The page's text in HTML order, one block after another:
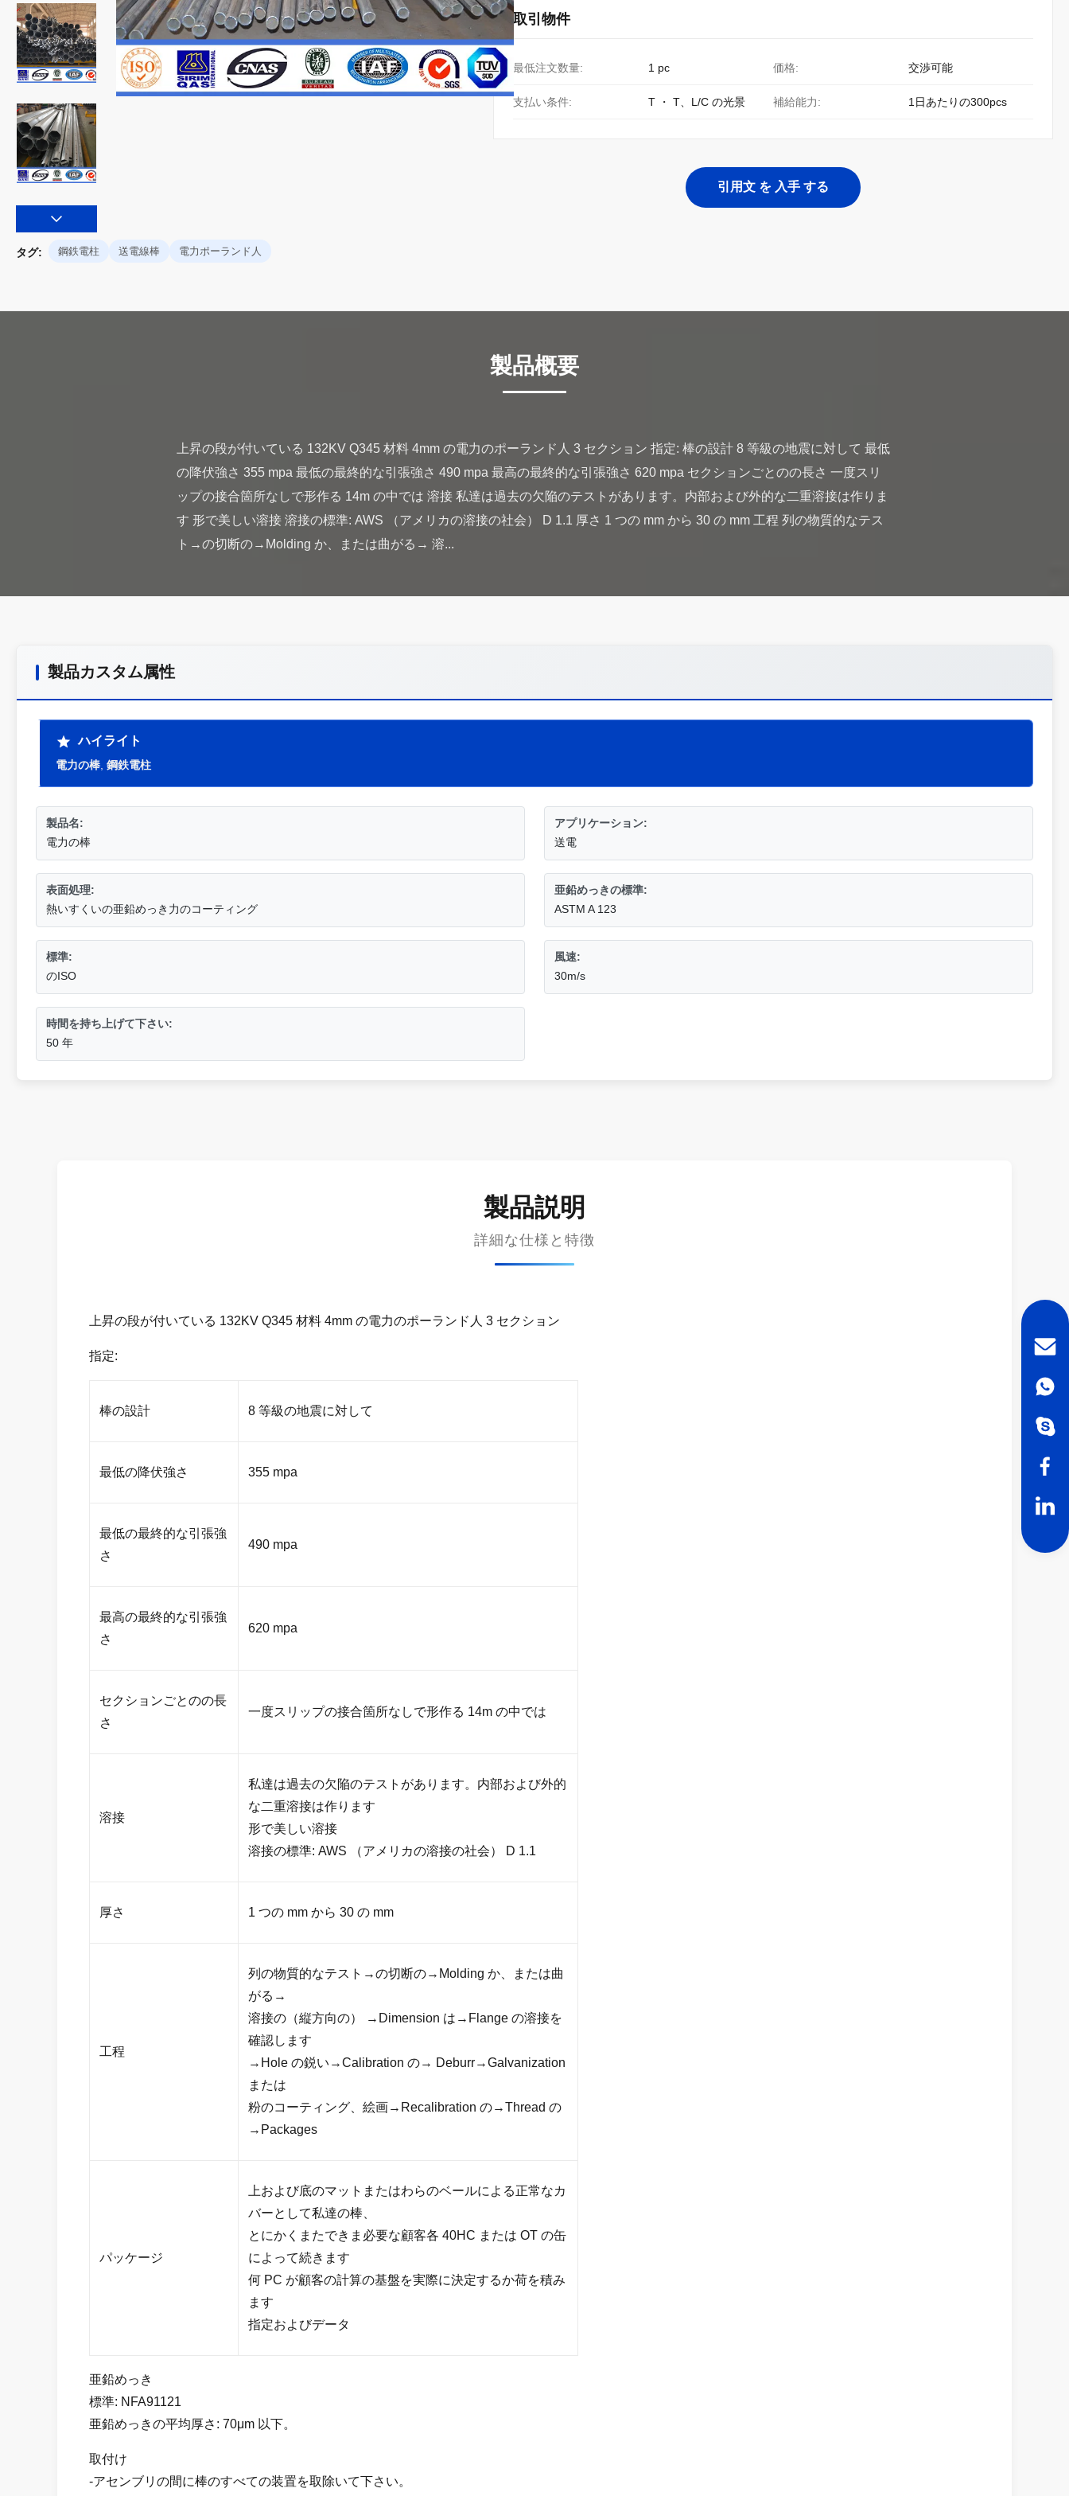
取引物件
最低注文数量: 1 pc 価格: 交渉可能
支払い条件: T ・ T、L/C の光景 補給能力: 1日あたりの300pcs
引用文 を 入手 する
タグ: 鋼鉄電柱 送電線棒 電力ポーランド人
製品概要
上昇の段が付いている 132KV Q345 材料 4mm の電力のポーランド人 3 セクション 指定: 棒の設計 8 等級の地震に対して 最低
の降伏強さ 355 mpa 最低の最終的な引張強さ 490 mpa 最高の最終的な引張強さ 620 mpa セクションごとのの長さ 一度スリ
ップの接合箇所なしで形作る 14m の中では 溶接 私達は過去の欠陥のテストがあります。内部および外的な二重溶接は作りま
す 形で美しい溶接 溶接の標準: AWS （アメリカの溶接の社会） D 1.1 厚さ 1 つの mm から 30 の mm 工程 列の物質的なテス
製品カスタム属性
ハイライト
電力の棒 鋼鉄電柱
製品名:
電力の棒
アプリケーション:
送電
表面処理:
熱いすくいの亜鉛めっき力のコーティング
亜鉛めっきの標準:
ASTM A 123
標準:
のISO
風速:
30m/s
時間を持ち上げて下さい:
50 年
製品説明
詳細な仕様と特徴
上昇の段が付いている 132KV Q345 材料 4mm の電力のポーランド人 3 セクション
指定:
棒の設計 8 等級の地震に対して
最低の降伏強さ 355 mpa
最低の最終的な引張強
さ
490 mpa
最高の最終的な引張強
さ
620 mpa
セクションごとのの長
さ
一度スリップの接合箇所なしで形作る 14m の中では
溶接
私達は過去の欠陥のテストがあります。内部および外的
な二重溶接は作ります
形で美しい溶接
溶接の標準: AWS （アメリカの溶接の社会） D 1.1
厚さ 1 つの mm から 30 の mm
工程
列の物質的なテスト→の切断の→Molding か、または曲
がる→
溶接の（縦方向の） →Dimension は→Flange の溶接を
確認します
→Hole の鋭い→Calibration の→ Deburr→Galvanization
または
粉のコーティング、絵画→Recalibration の→Thread の
→Packages
パッケージ
上および底のマットまたはわらのベールによる正常なカ
バーとして私達の棒、
とにかくまたできま必要な顧客各 40HC または OT の缶
によって続きます
何 PC が顧客の計算の基盤を実際に決定するか荷を積み
ます
指定およびデータ
亜鉛めっき
標準: NFA91121
亜鉛めっきの平均厚さ: 70μm 以下。
取付け
-アセンブリの間に棒のすべての装置を取除いて下さい。